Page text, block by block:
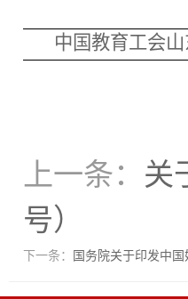
中国教育工会
上一条： 关
号）
下一条： 国务院关于印发中